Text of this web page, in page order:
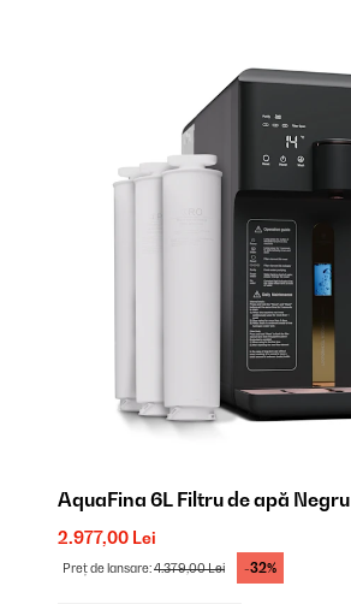
AquaFina 6L Filtru de apă Negru
2.977,00 Lei
Preț de lansare:4.379,00 Lei -32%